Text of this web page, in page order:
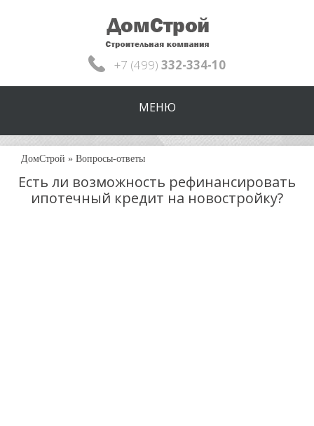
+7 (499) 332-334-10
МЕНЮ
ДомСтрой » Вопросы-ответы
Есть ли возможность рефинансировать
ипотечный кредит на новостройку?